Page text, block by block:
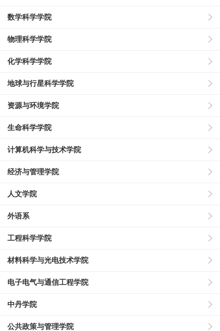
数学科学学院
物理科学学院
化学科学学院
地球与行星科学学院
资源与环境学院
生命科学学院
计算机科学与技术学院
经济与管理学院
人文学院
外语系
工程科学学院
材料科学与光电技术学院
电子电气与通信工程学院
中丹学院
公共政策与管理学院